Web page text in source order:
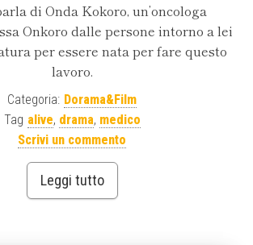
di Onda Kokoro, un’oncologa
Onkoro dalle persone intorno a lei
per essere nata per fare questo
lavoro.
Categoria: Dorama&Film
Tag alive, drama, medico
Scrivi un commento
Leggi tutto